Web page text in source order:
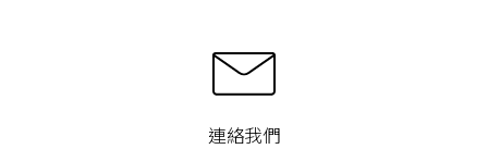
連絡我們